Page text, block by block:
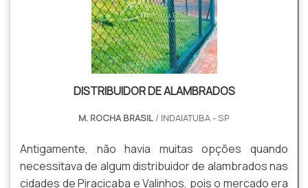
DISTRIBUIDOR DE ALAMBRADOS
M. ROCHA BRASIL / INDAIATUBA - SP
Antigamente, não havia muitas opções quando
necessitava de algum distribuidor de alambrados nas
cidades de Piracicaba e Valinhos, pois o mercado era